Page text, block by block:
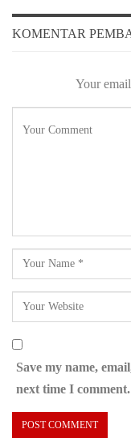
KOMENTAR
Your
Save my name,
next time I comment.